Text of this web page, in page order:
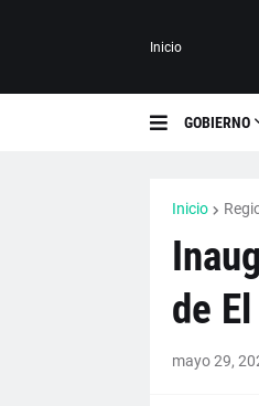
Inicio
GOBIERNO
Inicio
de
mayo 29,